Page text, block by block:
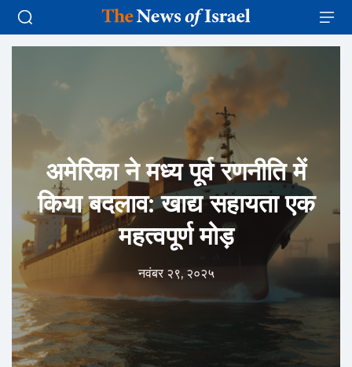
अमेरिका ने मध्य पूर्व रणनीति में
किया बदलाव: खाद्य सहायता एक
महत्वपूर्ण मोड़
नवंबर २९, २०२५